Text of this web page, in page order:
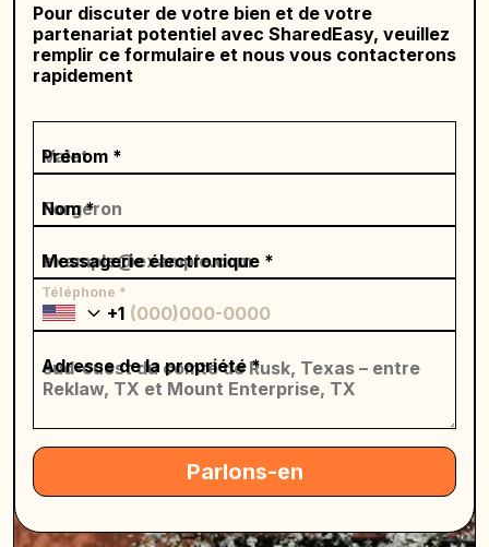
Pour discuter de votre bien et de votre
partenariat potentiel avec SharedEasy, veuillez
remplir ce formulaire et nous vous contacterons
rapidement
Prénom *
Nom *
Messagerie électronique *
Téléphone *
+1
Adresse de la propriété *
Parlons-en